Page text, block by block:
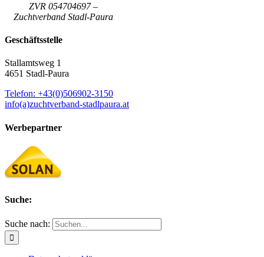
ZVR 054704697 –
Zuchtverband Stadl-Paura
Geschäftsstelle
Stallamtsweg 1
4651 Stadl-Paura
Telefon: +43(0)506902-3150
info(a)zuchtverband-stadlpaura.at
Werbepartner
Suche:
Suche nach: